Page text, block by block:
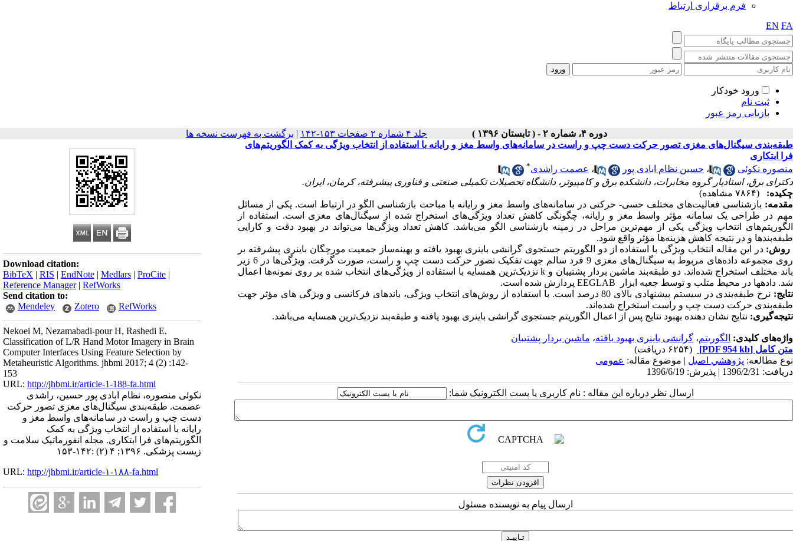
فرم برقراری ارتباط
EN FA
ورود خودکار
ثبت نام
بازیابی رمز عبور
دوره ۴، شماره ۲ - ( تابستان ۱۳۹۶ ) جلد ۴ شماره ۲ صفحات ۱۵۳-۱۴۲ | برگشت به فهرست نسخه ها
Download citation:
BibTeX | RIS | EndNote | Medlars | ProCite |
Reference Manager| RefWorks
Send citation to:
Mendeley
Zotero RefWorks
Nekoei M, Nezamabadi-pour H, Rashedi E.
Classification of L/R Hand Motor Imagery in Brain
Computer Interfaces Using Feature Selection by
Metaheuristic Algorithms. jhbmi 2017; 4 (2) :142-
153
URL: http://jhbmi.ir/article-1-188-fa.html
نکوئی منصوره، نظام ابادی پور حسین، راشدی
عصمت. طبقه‌بندی سیگنال‌های مغزی تصور حرکت
دست چپ و راست در سامانه‌های واسط مغز و
رایانه با استفاده از انتخاب ویژگی به کمک
الگوریتم‌های فرا ‌ابتکاری. مجله انفورماتیک سلامت و
زیست پزشکی. ۱۳۹۶; ۴ (۲) :۱۴۲-۱۵۳
URL: http://jhbmi.ir/article-۱-۱۸۸-fa.html
طبقه‌بندی سیگنال‌های مغزی تصور حرکت دست چپ و راست در سامانه‌های واسط مغز و رایانه با استفاده از انتخاب ویژگی به کمک الگوریتم‌های
فرا ‌ابتکاری
منصوره نکوئی
، حسین نظام ابادی پور ، عصمت راشدی*
دکترای برق، استادیار گروه مخابرات، دانشکده برق و کامپیوتر، دانشگاه تحصیلات تکمیلی صنعتی و فناوری پیشرفته، کرمان، ایران.
چکیده:
(۷۸۶۴ مشاهده)
مقدمه: بازشناسی فعالیت‌های مختلف حسی- حرکتی در سامانه‌های واسط مغز و رایانه با مباحث بازشناسی الگو در ارتباط است. یکی از مسائل
مهم در طراحی یک سامانه مؤثر واسط مغز و رایانه، چگونگی کاهش تعداد ویژگی‌های استخراج شده از سیگنال‌های مغزی است. استفاده از
الگوریتم‌های انتخاب ویژگی یکی از مهم‌ترین مراحل در زمینه بازشناسی الگو می‌باشد. کاهش تعداد ویژگی‌ها می‌تواند در بهبود دقت و کارایی
طبقه‌بند‌ها و در نتیجه کاهش هزینه‌ها مؤثر واقع شود.
روش: در این مقاله انتخاب ویژگی با استفاده از دو الگوریتم جستجوی گرانشی باینری بهبود یافته و بهینه‌ساز جمعیت مورچگان باینری پیشرفته بر
روی مجموعه داده‌های مربوط به سیگنال‌های مغزی 9 فرد سالم جهت تفکیک تصور حرکت دست چپ و راست، صورت گرفت. ویژگی‌ها در 6 زیر
باند مختلف استخراج شده‌اند. دو طبقه‌بند ماشین بردار پشتیبان و kنزدیک‌ترین همسایه با استفاده از ویژگی‌های انتخاب شده بر روی نمونه‌ها اعمال
شد. داده­ها در محیط متلب و توسط جعبه ابزار
EEGLAB پردازش شده است.
نتایج:
نرخ طبقه‌بندی در سیستم پیشنهادی بالای 80 درصد است. با استفاده از روش‌های انتخاب ویژگی، باندهای فرکانسی و ویژگی های مؤثر جهت
طبقه‌بندی حرکت دست چپ و راست استخراج شده‌‌اند.
نتیجه‌گیری: نتایج نشان دهنده‌ بهبود نتایج پس از اعمال الگوریتم جستجوی گرانشی باینری بهبود یافته و طبقه‌بند نزدیک‌ترین همسایه می‌باشد.
واژه‌های کلیدی: الگوریتم، گرانشی باینری بهبود یافته، ماشین بردار پشتیبان
متن کامل [PDF 954 kb]
(۶۲۵۴ دریافت)
نوع مطالعه: پژوهشي اصیل | موضوع مقاله: عمومى
دریافت: 1396/2/31 | پذیرش: 1396/6/19
ارسال نظر درباره این مقاله : نام کاربری یا پست الکترونیک شما:
ارسال پیام به نویسنده مسئول